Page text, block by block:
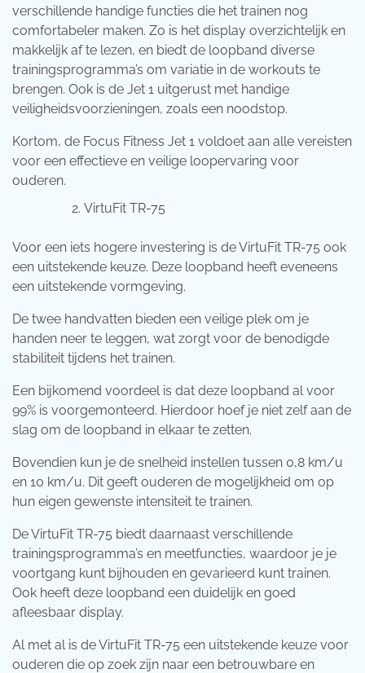
verschillende handige functies die het trainen nog
comfortabeler maken. Zo is het display overzichtelijk en
makkelijk af te lezen, en biedt de loopband diverse
trainingsprogramma’s om variatie in de workouts te
brengen. Ook is de Jet 1 uitgerust met handige
veiligheidsvoorzieningen, zoals een noodstop.
Kortom, de Focus Fitness Jet 1 voldoet aan alle vereisten
voor een effectieve en veilige loopervaring voor
ouderen.
VirtuFit TR-75
Voor een iets hogere investering is de VirtuFit TR-75 ook
een uitstekende keuze. Deze loopband heeft eveneens
een uitstekende vormgeving.
De twee handvatten bieden een veilige plek om je
handen neer te leggen, wat zorgt voor de benodigde
stabiliteit tijdens het trainen.
Een bijkomend voordeel is dat deze loopband al voor
99% is voorgemonteerd. Hierdoor hoef je niet zelf aan de
slag om de loopband in elkaar te zetten.
Bovendien kun je de snelheid instellen tussen 0,8 km/u
en 10 km/u. Dit geeft ouderen de mogelijkheid om op
hun eigen gewenste intensiteit te trainen.
De VirtuFit TR-75 biedt daarnaast verschillende
trainingsprogramma’s en meetfuncties, waardoor je je
voortgang kunt bijhouden en gevarieerd kunt trainen.
Ook heeft deze loopband een duidelijk en goed
afleesbaar display.
Al met al is de VirtuFit TR-75 een uitstekende keuze voor
ouderen die op zoek zijn naar een betrouwbare en